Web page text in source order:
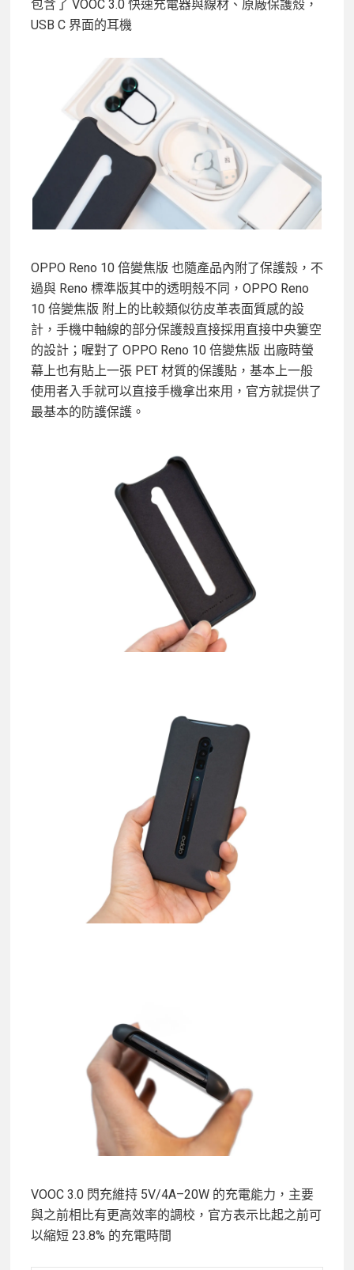
包含了 VOOC 3.0 快速充電器與線材、原廠保護殼，
USB C 界面的耳機
OPPO Reno 10 倍變焦版 也隨產品內附了保護殼，不
過與 Reno 標準版其中的透明殼不同，OPPO Reno
10 倍變焦版 附上的比較類似彷皮革表面質感的設
計，手機中軸線的部分保護殼直接採用直接中央簍空
的設計；喔對了 OPPO Reno 10 倍變焦版 出廠時螢
幕上也有貼上一張 PET 材質的保護貼，基本上一般
使用者入手就可以直接手機拿出來用，官方就提供了
最基本的防護保護。
VOOC 3.0 閃充維持 5V/4A–20W 的充電能力，主要
與之前相比有更高效率的調校，官方表示比起之前可
以縮短 23.8% 的充電時間